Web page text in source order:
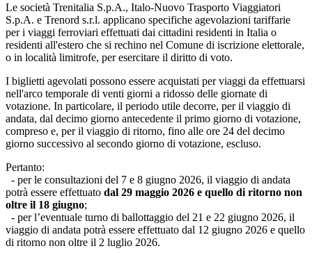
Le società Trenitalia S.p.A., Italo-Nuovo Trasporto Viaggiatori
S.p.A. e Trenord s.r.l. applicano specifiche agevolazioni tariffarie
per i viaggi ferroviari effettuati dai cittadini residenti in Italia o
residenti all'estero che si rechino nel Comune di iscrizione elettorale,
o in località limitrofe, per esercitare il diritto di voto.
I biglietti agevolati possono essere acquistati per viaggi da effettuarsi
nell'arco temporale di venti giorni a ridosso delle giornate di
votazione. In particolare, il periodo utile decorre, per il viaggio di
andata, dal decimo giorno antecedente il primo giorno di votazione,
compreso e, per il viaggio di ritorno, fino alle ore 24 del decimo
giorno successivo al secondo giorno di votazione, escluso.
Pertanto:
- per le consultazioni del 7 e 8 giugno 2026, il viaggio di andata
potrà essere effettuato dal 29 maggio 2026 e quello di ritorno non
oltre il 18 giugno;
- per l’eventuale turno di ballottaggio del 21 e 22 giugno 2026, il
viaggio di andata potrà essere effettuato dal 12 giugno 2026 e quello
di ritorno non oltre il 2 luglio 2026.